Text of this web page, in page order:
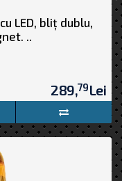
LED, bliț dublu,
..
289,79Lei